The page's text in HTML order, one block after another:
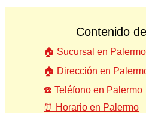
Contenido
🏠 Sucursal en
🏠 Dirección en
☎️ Teléfono en Palermo
⏰ Horario en Palermo